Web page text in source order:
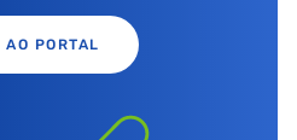
AO PORTAL